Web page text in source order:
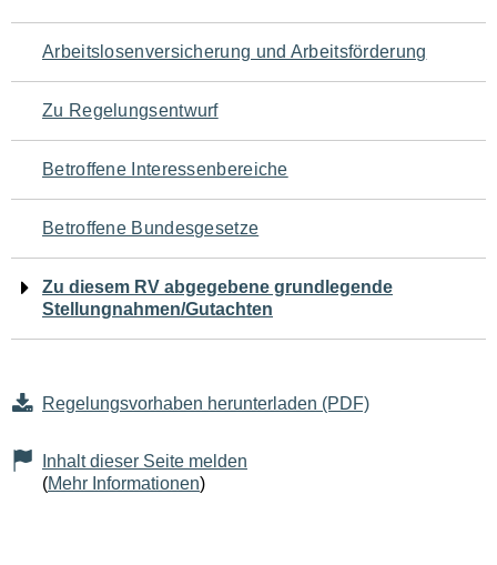
Navigation
für
den
Seiteninhalt
Arbeitslosenversicherung und Arbeitsförderung
Zu Regelungsentwurf
Betroffene Interessenbereiche
Betroffene Bundesgesetze
Zu diesem RV abgegebene grundlegende
Stellungnahmen/Gutachten
Regelungsvorhaben herunterladen (PDF)
Inhalt dieser Seite melden
(Mehr Informationen)